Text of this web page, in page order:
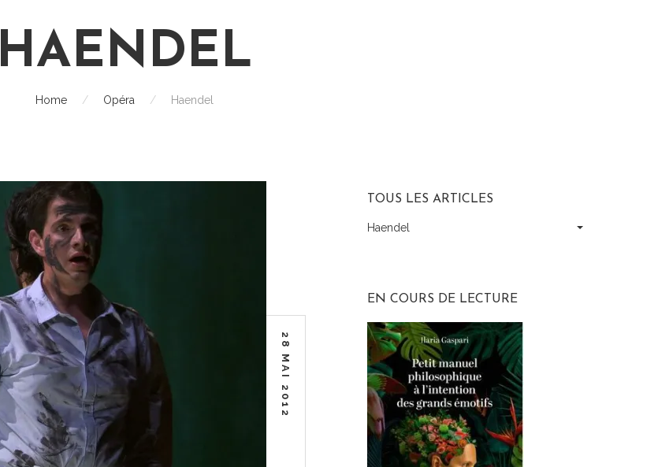
HAENDEL
Home / Opéra / Haendel
28 MAI 2012
TOUS LES ARTICLES
Tous
Haendel
EN COURS DE LECTURE